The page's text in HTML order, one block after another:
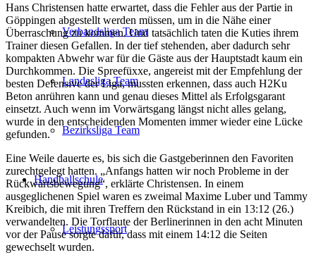
Verbandsliga Team
Landesliga Team
Bezirksliga Team
Handballschule
Leistungssport
Hans Christensen hatte erwartet, dass die Fehler aus der Partie in
Göppingen abgestellt werden müssen, um in die Nähe einer
Überraschung zu kommen. Und tatsächlich taten die Kuties ihrem
Trainer diesen Gefallen. In der tief stehenden, aber dadurch sehr
kompakten Abwehr war für die Gäste aus der Hauptstadt kaum ein
Durchkommen. Die Spreefüxxe, angereist mit der Empfehlung der
besten Defensive der Liga, mussten erkennen, dass auch H2Ku
Beton anrühren kann und genau dieses Mittel als Erfolgsgarant
einsetzt. Auch wenn im Vorwärtsgang längst nicht alles gelang,
wurde in den entscheidenden Momenten immer wieder eine Lücke
gefunden.
Eine Weile dauerte es, bis sich die Gastgeberinnen den Favoriten
zurechtgelegt hatten. „Anfangs hatten wir noch Probleme in der
Rückwärtsbewegung“, erklärte Christensen. In einem
ausgeglichenen Spiel waren es zweimal Maxime Luber und Tammy
Kreibich, die mit ihren Treffern den Rückstand in ein 13:12 (26.)
verwandelten. Die Torflaute der Berlinerinnen in den acht Minuten
vor der Pause sorgte dafür, dass mit einem 14:12 die Seiten
gewechselt wurden.